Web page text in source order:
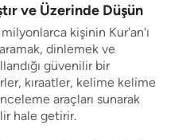
ve Üzerinde Düşün
kişinin Kur'an'ı
dinlemek ve
güvenilir bir
kıraatler, kelime kelime
araçları sunarak
hale getirir.